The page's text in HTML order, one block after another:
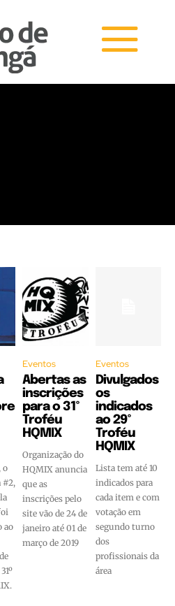
o
#2,
ao
Eventos
Abertas as
inscrições
para o 31º
Troféu
HQMIX
Organização do
HQMIX anuncia
que as
inscrições pelo
site vão de 24 de
janeiro até 01 de
março de 2019
Eventos
Divulgados
os
indicados
ao 29º
Troféu
HQMIX
Lista tem até 10
indicados para
cada item e com
votação em
segundo turno
dos
profissionais da
área